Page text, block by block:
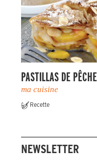
PASTILLAS DE
ma cuisine
Recette
NEWSLETTER